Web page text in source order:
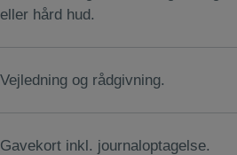
eller hård hud.
Vejledning og rådgivning.
Gavekort inkl. journaloptagelse.